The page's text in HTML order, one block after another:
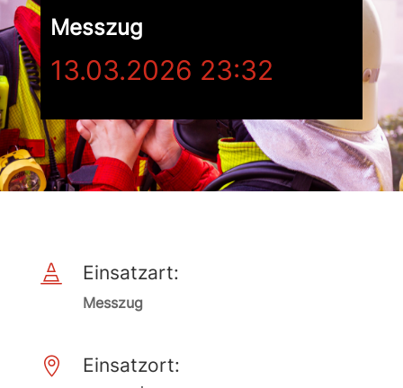
Messzug
13.03.2026 23:32
 Einsatzart:
Messzug
 Einsatzort: